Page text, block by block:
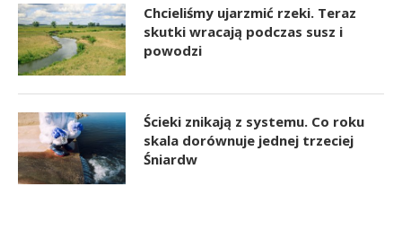
Chcieliśmy ujarzmić rzeki. Teraz
skutki wracają podczas susz i
powodzi
Ścieki znikają z systemu. Co roku
skala dorównuje jednej trzeciej
Śniardw